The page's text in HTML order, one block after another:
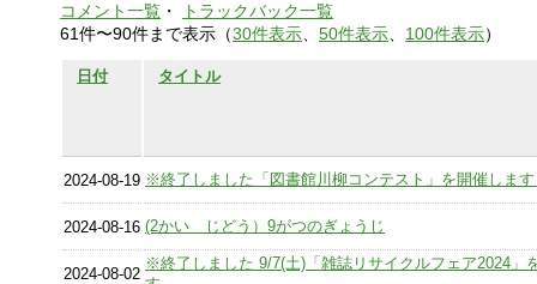
コメント一覧 ・
トラックバック一覧
61件〜90件まで表示（30件表示 50件表示 100件表示）
日付 タイトル
2024-08-19 ※終了しました「図書館川柳コンテスト」を開催しま
2024-08-16 (2かい じどう）9がつのぎょうじ
2024-08-02
※終了しました 9/7(土)「雑誌リサイクルフェア2024」